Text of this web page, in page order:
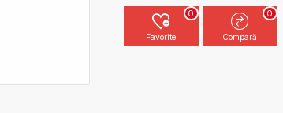
Favorite
0
Compară
0